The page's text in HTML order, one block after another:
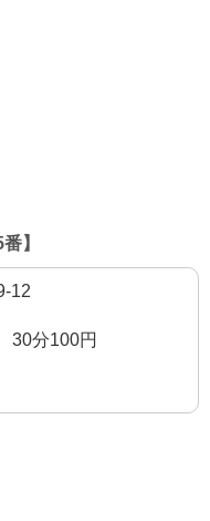
】
12
30分100円